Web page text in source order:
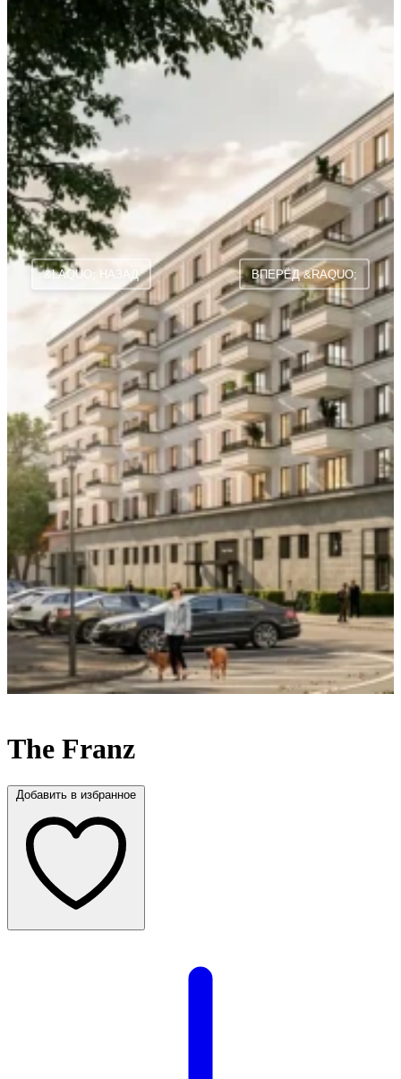
&LAQUO; НАЗАД ВПЕРЁД &RAQUO;
The Franz
Добавить в избранное